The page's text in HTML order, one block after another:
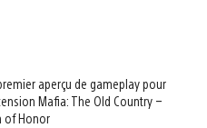
aperçu de gameplay pour
Mafia: The Old Country –
of Honor